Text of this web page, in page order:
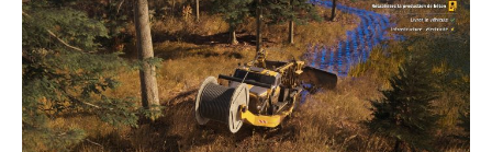
I've read and accept thePrivacy Policy.
A LIRE : Soldes Cdiscount : Profitez du code promo